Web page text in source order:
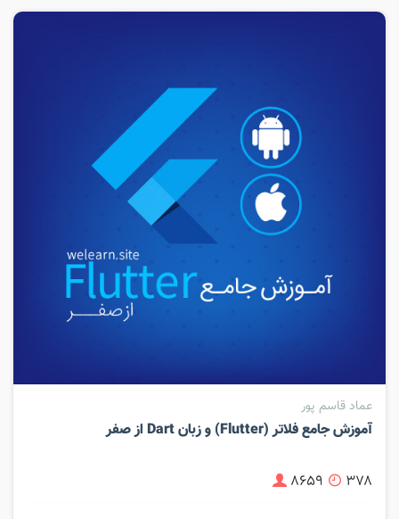
عماد قاسم پور
آموزش جامع فلاتر (Flutter) و زبان Dart از صفر
۳۷۸ ۸۶۵۹